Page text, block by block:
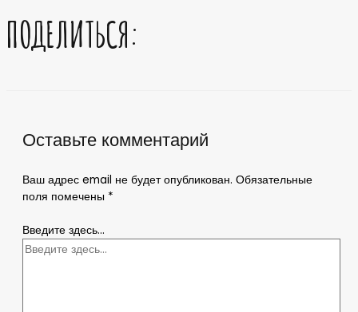
ПОДЕЛИТЬСЯ:
Оставьте комментарий
Ваш адрес email не будет опубликован. Обязательные
поля помечены *
Введите здесь...